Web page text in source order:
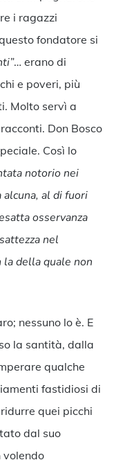
i ragazzi
fondatore si
… erano di
e poveri, più
Molto servì a
Don Bosco
Così lo
notorio nei
al di fuori
osservanza
nel
della quale non
nessuno lo è. E
la santità, dalla
qualche
fastidiosi di
quei picchi
dal suo
volendo